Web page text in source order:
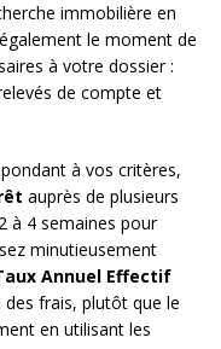
immobilière en
le moment de
à votre dossier :
de compte et
à vos critères,
auprès de plusieurs
à 4 semaines pour
minutieusement
Annuel Effectif
des frais, plutôt que le
en utilisant les